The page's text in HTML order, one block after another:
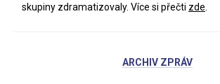
skupiny zdramatizovaly. Více si přečti zde
ARCHIV ZPRÁV